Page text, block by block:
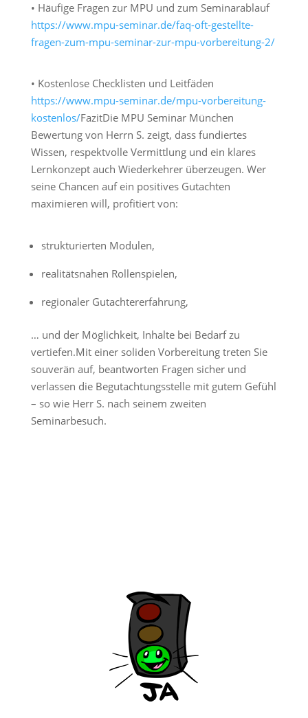
• Häufige Fragen zur MPU und zum Seminarablauf
https://www.mpu-seminar.de/faq-oft-gestellte-
fragen-zum-mpu-seminar-zur-mpu-vorbereitung-2/
• Kostenlose Checklisten und Leitfäden
https://www.mpu-seminar.de/mpu-vorbereitung-
kostenlos/FazitDie MPU Seminar München
Bewertung von Herrn S. zeigt, dass fundiertes
Wissen, respektvolle Vermittlung und ein klares
Lernkonzept auch Wiederkehrer überzeugen. Wer
seine Chancen auf ein positives Gutachten
maximieren will, profitiert von:
strukturierten Modulen,
realitätsnahen Rollenspielen,
regionaler Gutachtererfahrung,
… und der Möglichkeit, Inhalte bei Bedarf zu
vertiefen.Mit einer soliden Vorbereitung treten Sie
souverän auf, beantworten Fragen sicher und
verlassen die Begutachtungsstelle mit gutem Gefühl
– so wie Herr S. nach seinem zweiten
Seminarbesuch.